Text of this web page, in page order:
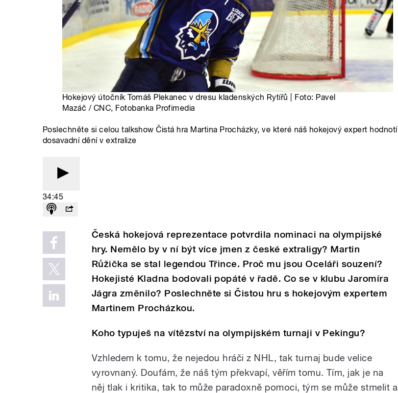
Hokejový útočník Tomáš Plekanec v dresu kladenských Rytířů | Foto: Pavel
Mazáč / CNC, Fotobanka Profimedia
Poslechněte si celou talkshow Čistá hra Martina Procházky, ve které náš hokejový expert hodnotí
dosavadní dění v extralize
34:45
Česká hokejová reprezentace potvrdila nominaci na olympijské
hry. Nemělo by v ní být více jmen z české extraligy? Martin
Růžička se stal legendou Třince. Proč mu jsou Oceláři souzení?
Hokejisté Kladna bodovali popáté v řadě. Co se v klubu Jaromíra
Jágra změnilo? Poslechněte si Čistou hru s hokejovým expertem
Martinem Procházkou.
Koho typuješ na vítězství na olympijském turnaji v Pekingu?
Vzhledem k tomu, že nejedou hráči z NHL, tak turnaj bude velice
vyrovnaný. Doufám, že náš tým překvapí, věřím tomu. Tím, jak je na
něj tlak i kritika, tak to může paradoxně pomoci, tým se může stmelit a